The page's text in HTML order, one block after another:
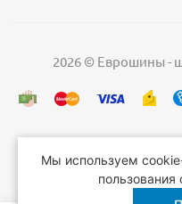
2026 © Еврошины -
Мы используем
пользования